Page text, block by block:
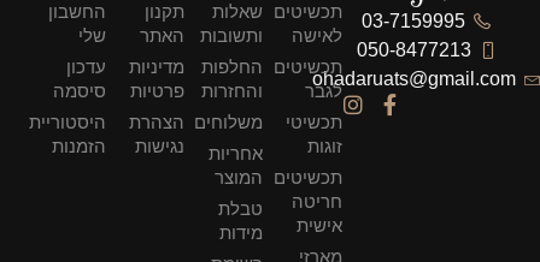
03-7159995
050-8477213
ohadaruats@gmail.com
תכשיטים
לאישה
תכשיטים
לגבר
תכשיטי
זוגות
תכשיטים
חריטה
אישית
מארזי
שאלות
ותשובות
החלפות
והחזרות
משלוחים
אחריות
המוצר
טבלת
מידות
תקנון
האתר
מדיניות
פרטיות
הצהרת
נגישות
החשבון
שלי
עדכון
סיסמה
היסטוריית
הזמנות